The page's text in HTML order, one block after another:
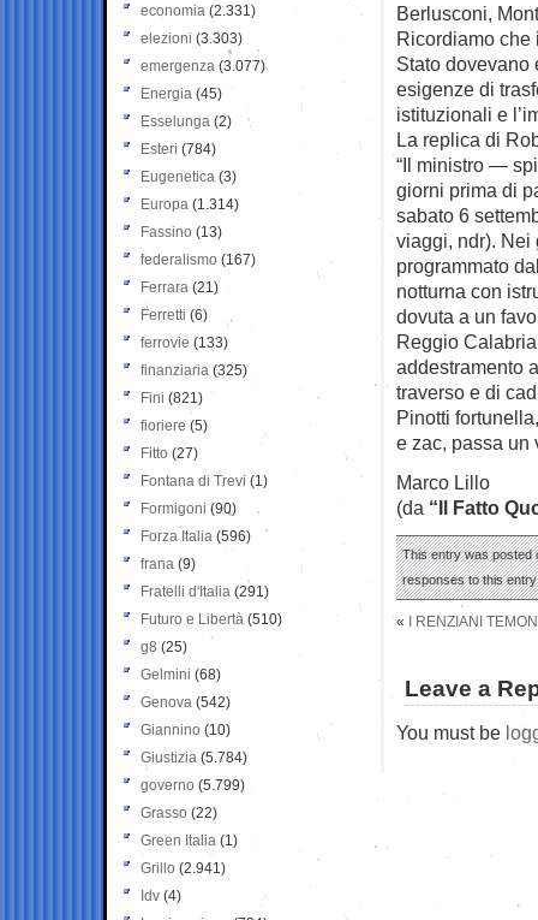
Berlusconi,
Ricordiamo che
Stato dovevano
esigenze di
istituzionali e
La replica di
“Il ministro —
giorni prima di
sabato 6
viaggi, ndr). Nei
programmato
notturna con
dovuta a un
Reggio
addestramento
traverso e di
Pinotti
e zac, passa
Marco Lillo
(da “Il Fatto
This entry was posted
responses to this
« I RENZIANI
Leave a
You must be
economia (2.331)
elezioni (3.303)
emergenza (3.077)
Energia (45)
Esselunga (2)
Esteri (784)
Eugenetica (3)
Europa (1.314)
Fassino (13)
federalismo (167)
Ferrara (21)
Ferretti (6)
ferrovie (133)
finanziaria (325)
Fini (821)
fioriere (5)
Fitto (27)
Fontana di Trevi (1)
Formigoni (90)
Forza Italia (596)
frana (9)
Fratelli d'Italia (291)
Futuro e Libertà (510)
g8 (25)
Gelmini (68)
Genova (542)
Giannino (10)
Giustizia (5.784)
governo (5.799)
Grasso (22)
Green Italia (1)
Grillo (2.941)
Idv (4)